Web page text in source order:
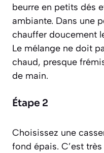
beurre en petits dés
ambiante. Dans une
chauffer doucement
Le mélange ne doit
chaud, presque
de main.
Étape 2
Choisissez une
fond épais. C’est